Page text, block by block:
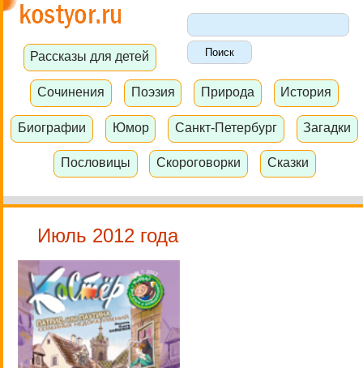
Рассказы для детей
Сочинения Поэзия Природа История
Биографии Юмор Санкт-Петербург Загадки
Пословицы Скороговорки Сказки
Июль 2012 года